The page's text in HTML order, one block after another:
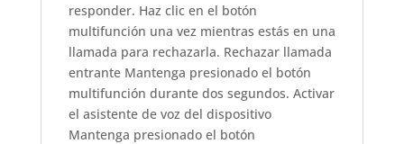
responder. Haz clic en el botón
multifunción una vez mientras estás en una
llamada para rechazarla. Rechazar llamada
entrante Mantenga presionado el botón
multifunción durante dos segundos. Activar
el asistente de voz del dispositivo
Mantenga presionado el botón